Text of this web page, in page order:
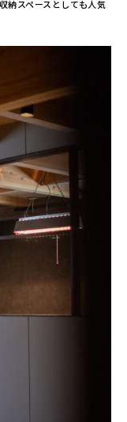
納スペースとしても人気